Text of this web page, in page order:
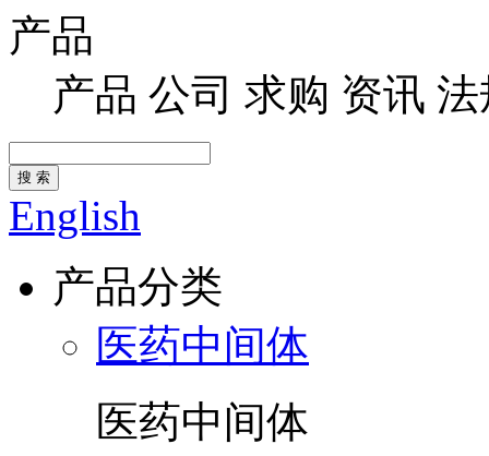
产品
产品 公司 求购 资讯 法
搜 索
English
产品分类
医药中间体
医药中间体